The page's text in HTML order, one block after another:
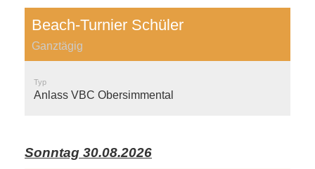
Beach-Turnier Schüler
Ganztägig
Typ
Anlass VBC Obersimmental
Sonntag 30.08.2026